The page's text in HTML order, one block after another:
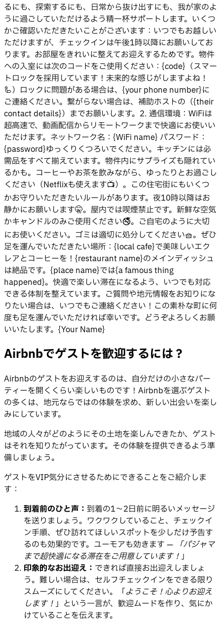
るにも、探索するにも、日常から抜け出すにも、我が家のよ
うに過ごしていただけるよう精一杯サポートします。いくつ
かご確認いただきたいことがございます：いつでもお越しい
ただけますが、チェックインは午後1時以降にお願いしてお
ります。お部屋をきれいに整えてお迎えするためです。物件
への入室には次のコードをご使用ください：{code}（スマー
トロックを採用しています！未来的な感じがしますよね！
🦾）ロックに問題がある場合は、{your phone number}に
ご連絡ください。繋がらない場合は、補助ホストの（{their
contact details}）までお願いします。2. 通信環境：WiFiは
超高速で、動画配信からリモートワークまで快適にお使いい
ただけます。ネットワーク名：{WiFi name} パスワード：
{password}ゆっくりくつろいでください。キッチンには必
需品をすべて揃えています。物件内にサプライズも隠れてい
るかも。コーヒーやお茶を飲みながら、ゆったりとお過ごし
ください（Netflixも使えます📺）。この住宅街にもいくつ
かお守りいただきたいルールがあります。夜10時以降はお
静かにお願いします🤫。屋内では喫煙禁止です。新鮮な空気
かキャンドルのみご使用ください🚭。ご自宅のように大切
にお使いください。ゴミは適切に処分してください🧺。ぜひ
足を運んでいただきたい場所：{local cafe}で美味しいエク
レアとコーヒーを！{restaurant name}のメインディッシュ
は絶品です。{place name}では{a famous thing
happened}。快適で楽しい滞在になるよう、いつでも対応
できる体制を整えています。ご質問や地元情報をお知りにな
りたい場合は、いつでもご連絡ください！この素朴な町に何
度も足を運んでいただければ幸いです。どうぞよろしくお願
いいたします。{Your Name}
Airbnbでゲストを歓迎するには？
Airbnbのゲストをお迎えするのは、自分だけの小さなパー
ティーを開くくらい楽しいものです！Airbnbを選ぶゲスト
の多くは、地元ならではの体験を求め、新しい出会いを楽し
みにしています。
地域の人々がどのようにその土地を楽しんできたか、ゲスト
はそれを知りたがっています。その体験を提供できるよう準
備しましょう。
ゲストをVIP気分にさせるためにできることをご紹介しま
す：
到着前のひと声： 到着の1〜2日前に明るいメッセージ
を送りましょう。ワクワクしていること、チェックイ
ン手順、ぜひ訪れてほしいスポットを少しだけ予告す
るのも効果的です。ユーモアも効きます —
「パジャマ
まで超快適になる滞在をご用意しています！ 」
印象的なお出迎え： できれば直接お出迎えしましょ
う。難しい場合は、セルフチェックインをできる限り
スムーズにしてください。「ようこそ！心よりお迎え
します！ 」という一言が、歓迎ムードを作り、気にか
けていることを伝えます。